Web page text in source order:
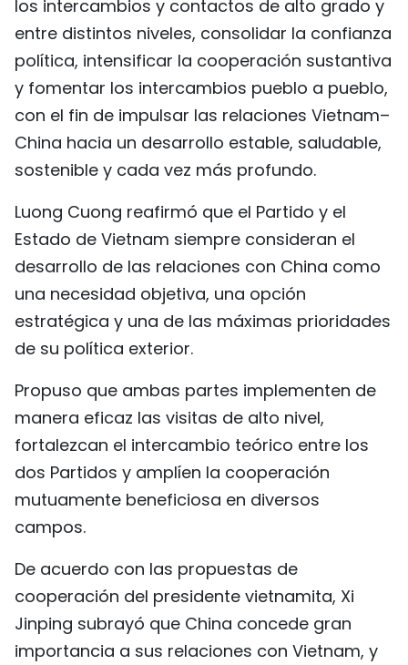
los intercambios y contactos de alto grado y
entre distintos niveles, consolidar la confianza
política, intensificar la cooperación sustantiva
y fomentar los intercambios pueblo a pueblo,
con el fin de impulsar las relaciones Vietnam–
China hacia un desarrollo estable, saludable,
sostenible y cada vez más profundo.
Luong Cuong reafirmó que el Partido y el
Estado de Vietnam siempre consideran el
desarrollo de las relaciones con China como
una necesidad objetiva, una opción
estratégica y una de las máximas prioridades
de su política exterior.
Propuso que ambas partes implementen de
manera eficaz las visitas de alto nivel,
fortalezcan el intercambio teórico entre los
dos Partidos y amplíen la cooperación
mutuamente beneficiosa en diversos
campos.
De acuerdo con las propuestas de
cooperación del presidente vietnamita, Xi
Jinping subrayó que China concede gran
importancia a sus relaciones con Vietnam, y